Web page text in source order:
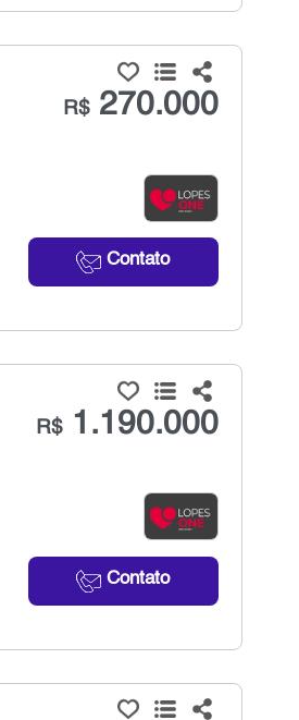
R$270.000
Contato
R$1.190.000
Contato